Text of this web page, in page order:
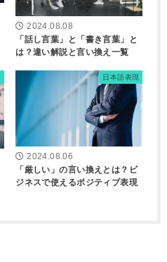
2024.08.08
「話し言葉」と「書き言葉」と
は？違い解説と言い換え一覧
日本語表現
2024.08.06
「厳しい」の言い換えとは？ビ
ジネスで使えるポジティブ表現